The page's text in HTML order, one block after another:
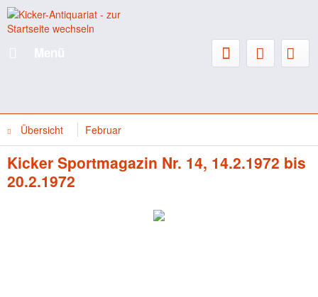
Übersicht Februar
Kicker Sportmagazin Nr. 14, 14.2.1972 bis
20.2.1972